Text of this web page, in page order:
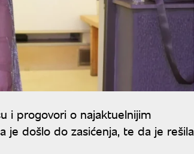
i progovori o najaktuelnijim
je došlo do zasićenja, te da je rešila